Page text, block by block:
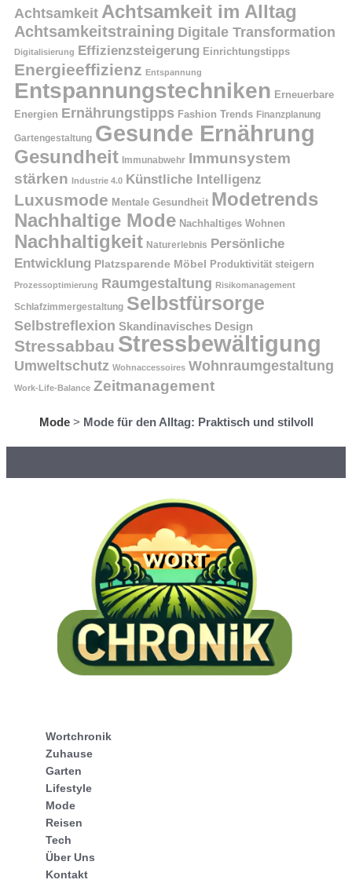
Achtsamkeit Achtsamkeit im Alltag
Achtsamkeitstraining Digitale Transformation
Digitalisierung Effizienzsteigerung Einrichtungstipps
Energieeffizienz Entspannung
Entspannungstechniken Erneuerbare
Energien Ernährungstipps Fashion Trends Finanzplanung
Gartengestaltung Gesunde Ernährung
Gesundheit Immunabwehr Immunsystem
stärken
Industrie 4.0 Künstliche Intelligenz
Luxusmode Mentale Gesundheit Modetrends
Nachhaltige Mode Nachhaltiges Wohnen
Nachhaltigkeit Naturerlebnis Persönliche
Entwicklung Platzsparende Möbel Produktivität steigern
Prozessoptimierung Raumgestaltung Risikomanagement
Schlafzimmergestaltung Selbstfürsorge
Selbstreflexion Skandinavisches Design
Stressabbau Stressbewältigung
Umweltschutz Wohnaccessoires Wohnraumgestaltung
Work-Life-Balance Zeitmanagement
Mode> Mode für den Alltag: Praktisch und stilvoll
Wortchronik
Zuhause
Garten
Lifestyle
Mode
Reisen
Tech
Über Uns
Kontakt